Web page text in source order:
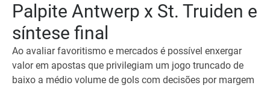
Palpite Antwerp x St. Truiden e
síntese final
Ao avaliar favoritismo e mercados é possível enxergar
valor em apostas que privilegiam um jogo truncado de
baixo a médio volume de gols com decisões por margem